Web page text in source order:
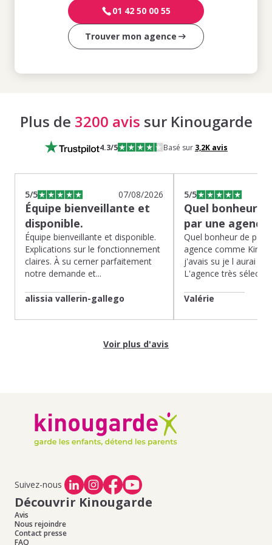
01 42 50 00 55
Trouver mon agence
Plus de 3200 avis sur Kinougarde
4.3/5 Basé sur 3,2Kavis
5/5 07/08/2026
Équipe bienveillante et
disponible.
Équipe bienveillante et disponible.
Explications sur le fonctionnement
claires. À su cerner parfaitement
notre demande et...
alissia vallerin-gallego
5/5
Quel bonheur
par une
Quel bonheur de
agence comme
j'avais su je l aurai
L'agence très
Valérie
Voir plus d'avis
Suivez-nous
Découvrir Kinougarde
Avis
Nous rejoindre
Contact presse
FAQ